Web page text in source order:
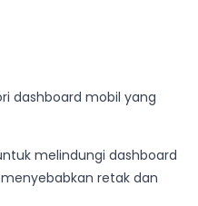
dashboard mobil yang
melindungi dashboard
retak dan